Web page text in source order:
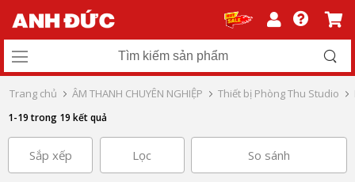
Trang chủ ÂM THANH CHUYÊN NGHIỆP Thiết bị Phòng Thu Studio
1-19 trong 19 kết quả
Sắp xếp Lọc So sánh